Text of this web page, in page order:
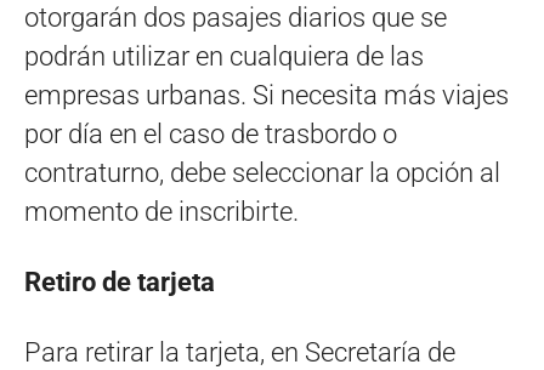
otorgarán dos pasajes diarios que se
podrán utilizar en cualquiera de las
empresas urbanas. Si necesita más viajes
por día en el caso de trasbordo o
contraturno, debe seleccionar la opción al
momento de inscribirte.
Retiro de tarjeta
Para retirar la tarjeta, en Secretaría de